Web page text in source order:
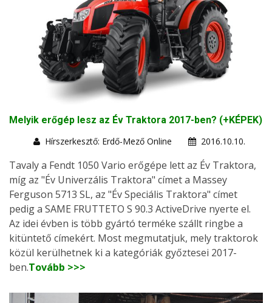
Melyik erőgép lesz az Év Traktora 2017-ben? (+KÉPEK)
Hírszerkesztő: Erdő-Mező Online
2016.10.10.
Tavaly a Fendt 1050 Vario erőgépe lett az Év Traktora,
míg az "Év Univerzális Traktora" címet a Massey
Ferguson 5713 SL, az "Év Speciális Traktora" címet
pedig a SAME FRUTTETO S 90.3 ActiveDrive nyerte el.
Az idei évben is több gyártó terméke szállt ringbe a
kitüntető címekért. Most megmutatjuk, mely traktorok
közül kerülhetnek ki a kategóriák győztesei 2017-
ben.Tovább >>>